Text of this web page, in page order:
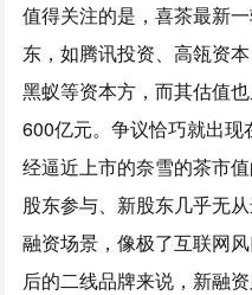
值得关注的是，喜茶最新
东，如腾讯投资、高瓴资
黑蚁等资本方，而其估值
600亿元。争议恰巧就出
经逼近上市的奈雪的茶市
股东参与、新股东几乎无
融资场景，像极了互联网
后的二线品牌来说，新融资